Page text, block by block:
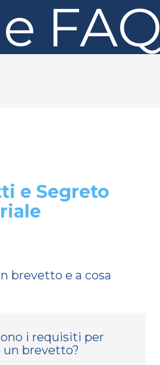
FAQ
e Segreto
brevetto e a cosa
i requisiti per
brevetto?